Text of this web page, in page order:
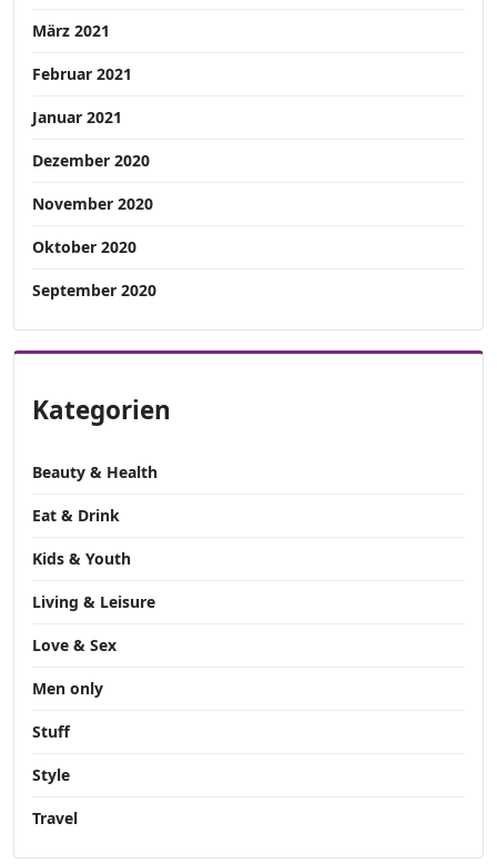
März 2021
Februar 2021
Januar 2021
Dezember 2020
November 2020
Oktober 2020
September 2020
Kategorien
Beauty & Health
Eat & Drink
Kids & Youth
Living & Leisure
Love & Sex
Men only
Stuff
Style
Travel